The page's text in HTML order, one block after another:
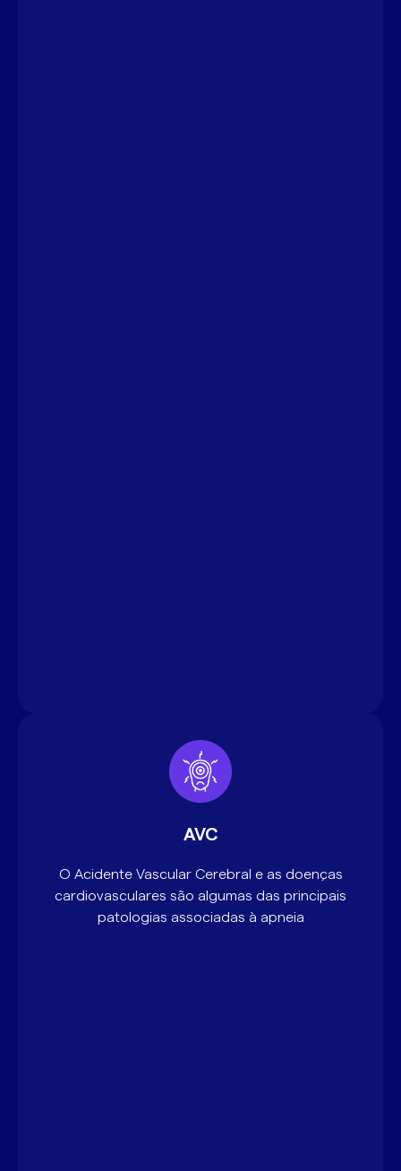
AVC
O Acidente Vascular Cerebral e as doenças
cardiovasculares são algumas das principais
patologias associadas à apneia